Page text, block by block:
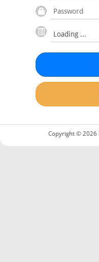
Copyright © 2026